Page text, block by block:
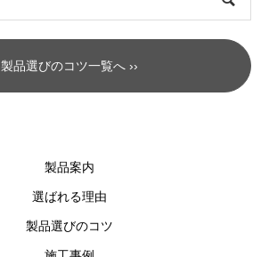
製品選びのコツ一覧へ ››
製品案内
選ばれる理由
製品選びのコツ